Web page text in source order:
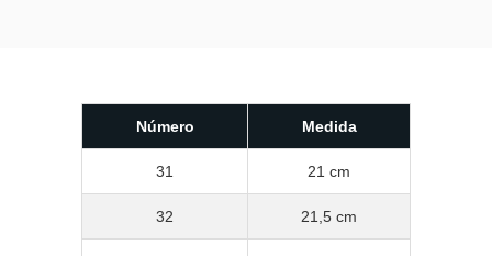
Número Medida
31 21 cm
32 21,5 cm